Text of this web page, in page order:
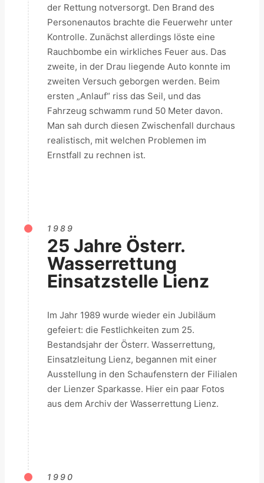
der Rettung notversorgt. Den Brand des
Personenautos brachte die Feuerwehr unter
Kontrolle. Zunächst allerdings löste eine
Rauchbombe ein wirkliches Feuer aus. Das
zweite, in der Drau liegende Auto konnte im
zweiten Versuch geborgen werden. Beim
ersten „Anlauf“ riss das Seil, und das
Fahrzeug schwamm rund 50 Meter davon.
Man sah durch diesen Zwischenfall durchaus
realistisch, mit welchen Problemen im
Ernstfall zu rechnen ist.
1989
25 Jahre Österr.
Wasserrettung
Einsatzstelle Lienz
Im Jahr 1989 wurde wieder ein Jubiläum
gefeiert: die Festlichkeiten zum 25.
Bestandsjahr der Österr. Wasserrettung,
Einsatzleitung Lienz, begannen mit einer
Ausstellung in den Schaufenstern der Filialen
der Lienzer Sparkasse. Hier ein paar Fotos
aus dem Archiv der Wasserrettung Lienz.
1990